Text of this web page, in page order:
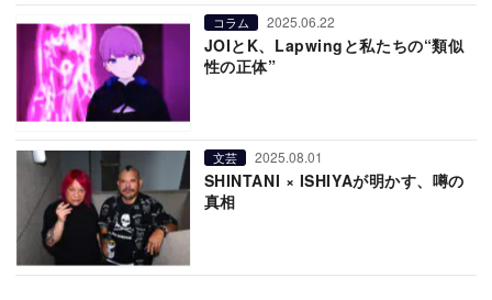
コラム 2025.06.22
JOIとK、Lapwingと私たちの“類似
性の正体”
文芸 2025.08.01
SHINTANI × ISHIYAが明かす、噂の
真相